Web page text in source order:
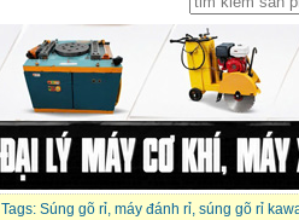
Tags: Súng gõ rỉ, máy đánh rỉ, súng gõ rỉ